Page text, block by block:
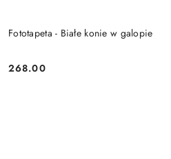
Fototapeta - Białe konie w galopie
Cena:
268.00